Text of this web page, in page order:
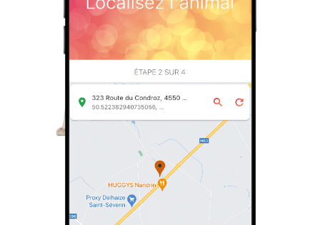
J'ai perdu mon animal